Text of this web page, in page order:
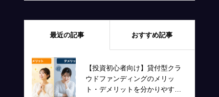
最近の記事 おすすめ記事
【投資初心者向け】貸付型クラ
ウドファンディングのメリッ
ト・デメリットを分かりやすく